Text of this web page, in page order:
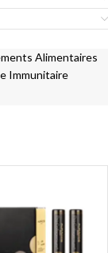
Alimentaires
Immunitaire